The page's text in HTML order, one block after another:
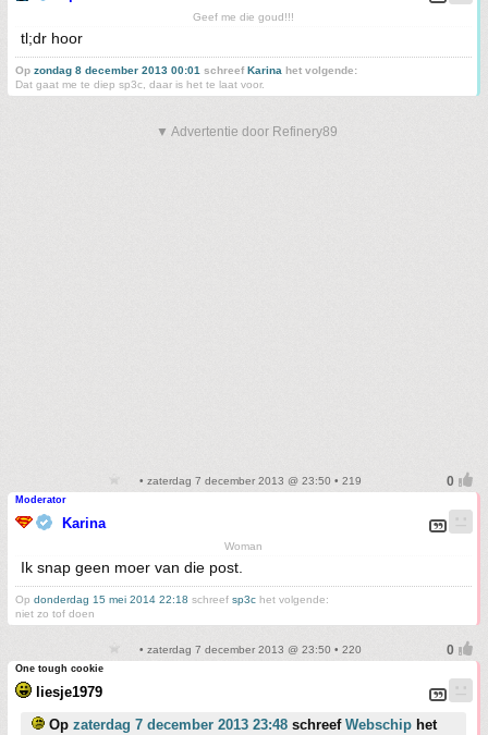
Geef me die goud!!!
tl;dr hoor
Op zondag 8 december 2013 00:01 schreefKarina het volgende:
Dat gaat me te diep sp3c, daar is het te laat voor.
▼ Advertentie door Refinery89
• zaterdag 7 december 2013 @ 23:50 • 219
Moderator
Karina
Woman
Ik snap geen moer van die post.
Op donderdag 15 mei 2014 22:18 schreef sp3c het volgende:
niet zo tof doen
• zaterdag 7 december 2013 @ 23:50 • 220
One tough cookie
liesje1979
Op zaterdag 7 december 2013 23:48 schreef Webschip het